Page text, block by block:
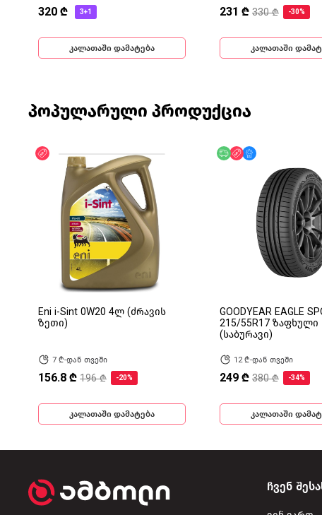
320 ₾ 3+1
კალათაში დამატება
231 ₾ 330 ₾ -30%
კალათაში
პოპულარული პროდუქცია
ფასდაკლება
Eni i-Sint 0W20 4ლ (ძრავის
ზეთი)
7 ₾-დან თვეში
156.8 ₾ 196 ₾ -20%
კალათაში დამატება
უფასო მიწოდება
ფასდაკლება
GOODYEAR EAGLE
215/55R17 ზაფხული
(საბურავი)
12 ₾-დან თვეში
249 ₾ 380 ₾ -34%
კალათაში
ჩვენ